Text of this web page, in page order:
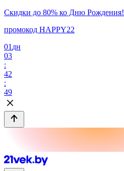
Скидки до 80% ко Дню Рождения!
промокод HAPPY22
01 дн
03
:
42
:
49